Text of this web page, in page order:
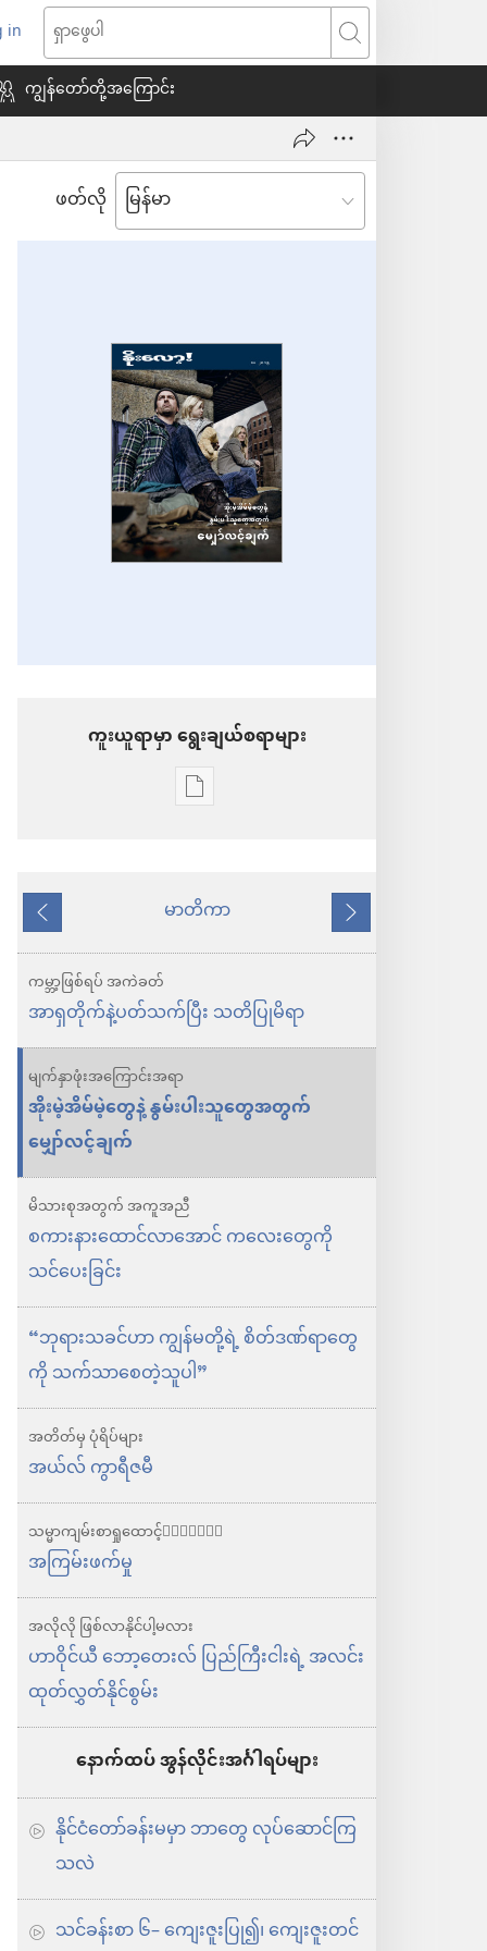
in
စ်
ရှာဖွေ
ပါ
ကျွန်တော်တို့အကြောင်း
ဖတ်လို
ကူးယူရာမှာ ရွေးချယ်စရာများ
စာပေ
ရာ
စရာ
များ
လော့!
မဲ့
အိမ်
မဲ့
နဲ့
နွမ်းပါး
မျှော်လင့်ချက်
နောက်သို့ မာတိကာ
ရှေ့
သို့
ကမ္ဘာ့ဖြစ်ရပ် အကဲခတ်
အာရှတိုက်နဲ့ပတ်သက်ပြီး သတိပြုမိရာ
မျက်နှာဖုံး​အကြောင်းအရာ
အိုးမဲ့အိမ်မဲ့တွေနဲ့ နွမ်းပါးသူတွေအတွက်
မျှော်လင့်ချက်
မိသားစုအတွက် အကူအညီ
​စကားနားထောင်လာအောင် ကလေးတွေကို
သင်ပေးခြင်း
“ဘုရားသခင်ဟာ ကျွန်မတို့ရဲ့ စိတ်ဒဏ်ရာတွေ
ကို သက်သာစေတဲ့သူပါ”
အတိတ်မှ ပုံရိပ်များ
အယ်လ် ကွာရီဇမီ
သမ္မာကျမ်းစာ​ရှုထောင့်
အကြမ်းဖက်မှု
အလိုလို ဖြစ်လာနိုင်ပါ့မလား
ဟာဝိုင်ယီ ဘော့တေးလ် ပြည်ကြီးငါးရဲ့ အလင်း
ထုတ်လွှတ်နိုင်စွမ်း
နောက်ထပ် အွန်လိုင်းအင်္ဂါရပ်များ
နိုင်ငံတော်ခန်းမမှာ ဘာတွေ လုပ်ဆောင်ကြ
သလဲ
သင်ခန်းစာ ၆– ကျေးဇူးပြု၍၊ ကျေးဇူးတင်